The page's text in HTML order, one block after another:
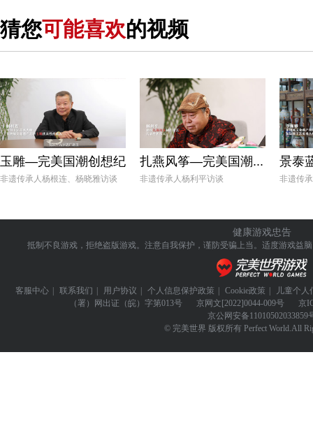
猜您可能喜欢的视频
玉雕—完美国潮创想纪
非遗传承人杨根连、杨晓雅访谈
扎燕风筝—完美国潮...
非遗传承人杨利平访谈
景泰
非遗传
健康游戏忠告
抵制不良游戏，拒绝盗版游戏。注意自我保护，谨防受骗上当。 适度游戏益
客服中心 | 联系我们 | 用户协议 | 个人信息保护政策 | Cookie政策 |
儿童个人
（署）网出证（皖）字第013号
京网文[2022]0044-009号
京
京公网安备11010502033859
© 完美世界 版权所有 Perfect World.All